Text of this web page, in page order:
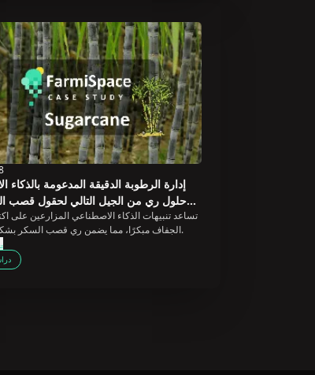
إدارة الرطوبة الدقيقة المدعومة بالذكاء
حلول ري من الجيل التالي لحقول قصب
تساعد تنبيهات الذكاء الاصطناعي المزارعين على
الجفاف مبكرًا، مما يضمن ري قصب السكر بشكل أكثر ذكاءً.